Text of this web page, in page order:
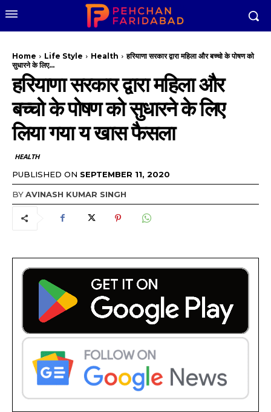
Home Life Style Health
हरियाणा सरकार द्वारा महिला और बच्चो के पोषण को
सुधारने के लिए...
हरियाणा सरकार द्वारा महिला और
बच्चो के पोषण को सुधारने के लिए
लिया गया य खास फैसला
HEALTH
PUBLISHED ON SEPTEMBER 11, 2020
BYAVINASH KUMAR SINGH